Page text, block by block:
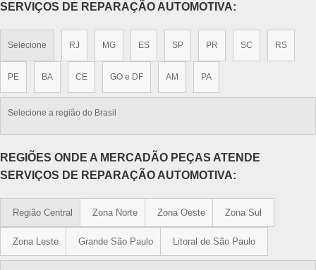
SERVIÇOS DE REPARAÇÃO AUTOMOTIVA:
Selecione RJ MG ES SP PR SC RS
PE BA CE GO e DF AM PA
Selecione a região do Brasil
REGIÕES ONDE A MERCADÃO PEÇAS ATENDE
SERVIÇOS DE REPARAÇÃO AUTOMOTIVA:
Região Central Zona Norte Zona Oeste Zona Sul
Zona Leste Grande São Paulo Litoral de São Paulo